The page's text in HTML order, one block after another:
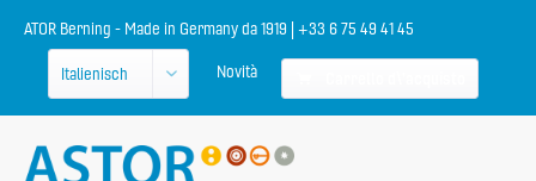
ATOR Berning - Made in Germany da 1919 | +33 6 75 49 41 45
Novità